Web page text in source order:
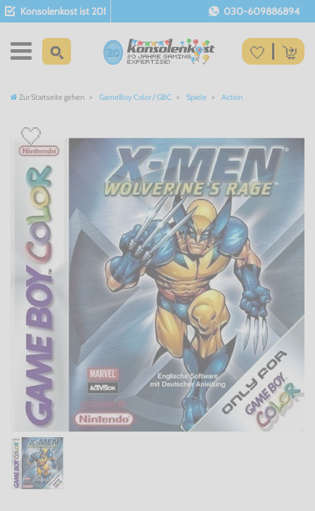
Konsolenkost ist 20! 030-609886894
Zur Startseite gehen GameBoy Color / GBC Spiele Action